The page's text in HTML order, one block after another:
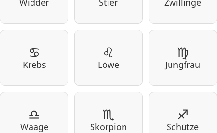
Widder Stier Zwillinge
♋
Krebs
♌
Löwe
♍
Jungfrau
♎
Waage
♏
Skorpion
♐
Schütze